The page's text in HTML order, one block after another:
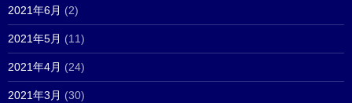
2021年6月 (2)
2021年5月 (11)
2021年4月 (24)
2021年3月 (30)